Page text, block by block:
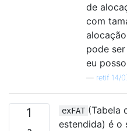
de
com
pode
eu
retif 14/
1 exFAT (Tabela
estendida) é o